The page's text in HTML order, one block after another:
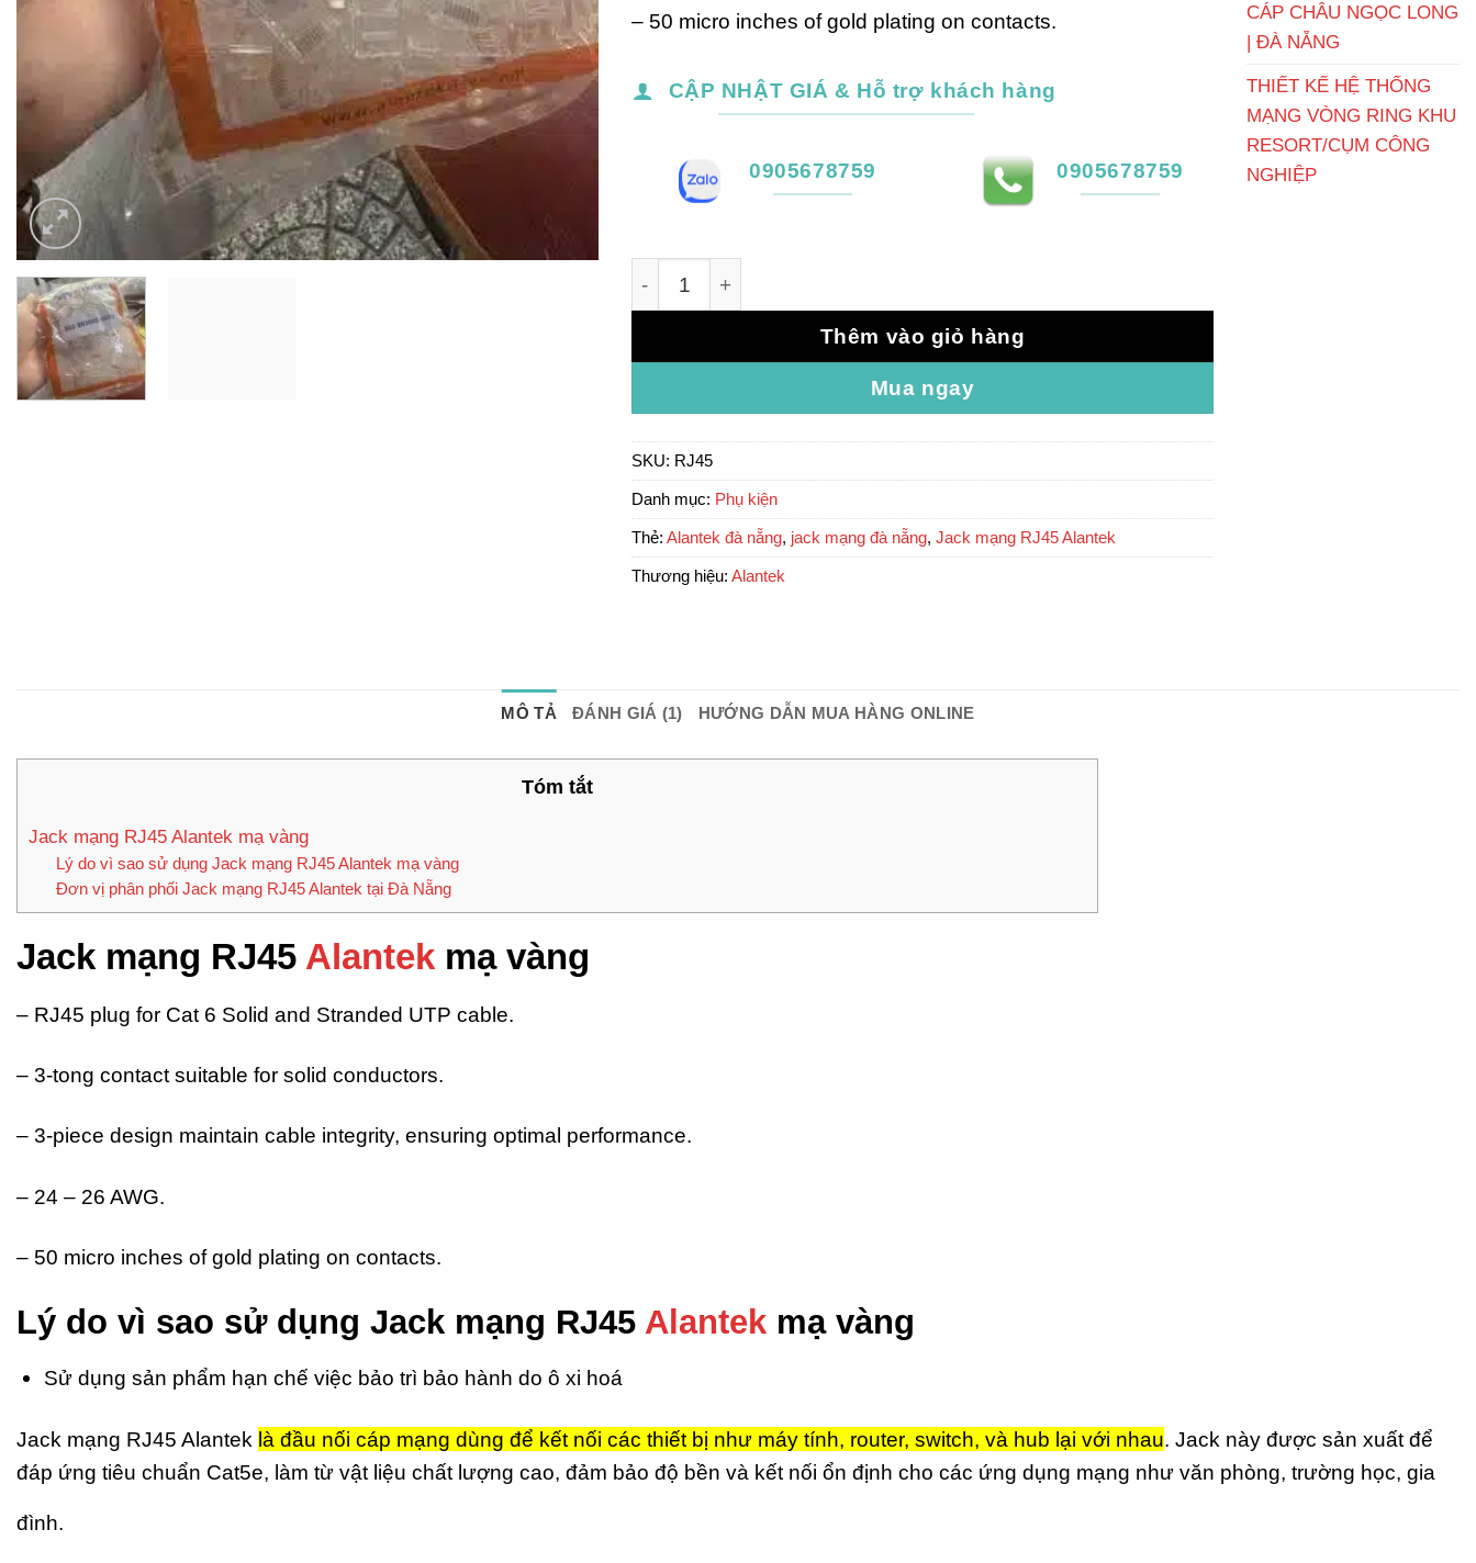
– 50 micro inches of gold plating on contacts.
CẬP NHẬT GIÁ & Hỗ trợ khách hàng
0905678759 0905678759
Thêm vào giỏ hàng
Mua ngay
SKU: RJ45
Danh mục: Phụ kiện
Thẻ: Alantek đà nẵng, jack mạng đà nẵng, Jack mạng RJ45 Alantek
Thương hiệu: Alantek
CÁP CHÂU NGỌC LONG
| ĐÀ NẴNG
THIẾT KẾ HỆ THỐNG
MẠNG VÒNG RING KHU
RESORT/CỤM CÔNG
NGHIỆP
MÔ TẢ ĐÁNH GIÁ (1) HƯỚNG DẪN MUA HÀNG ONLINE
Tóm tắt
Jack mạng RJ45 Alantek mạ vàng
Lý do vì sao sử dụng Jack mạng RJ45 Alantek mạ vàng
Đơn vị phân phối Jack mạng RJ45 Alantek tại Đà Nẵng
Jack mạng RJ45 Alantek mạ vàng
– RJ45 plug for Cat 6 Solid and Stranded UTP cable.
– 3-tong contact suitable for solid conductors.
– 3-piece design maintain cable integrity, ensuring optimal performance.
– 24 – 26 AWG.
– 50 micro inches of gold plating on contacts.
Lý do vì sao sử dụng Jack mạng RJ45 Alantek mạ vàng
Sử dụng sản phẩm hạn chế việc bảo trì bảo hành do ô xi hoá
Jack mạng RJ45 Alantek là đầu nối cáp mạng dùng để kết nối các thiết bị như máy tính, router, switch, và hub lại với nhau. Jack này được sản xuất để
đáp ứng tiêu chuẩn Cat5e, làm từ vật liệu chất lượng cao, đảm bảo độ bền và kết nối ổn định cho các ứng dụng mạng như văn phòng, trường học, gia
đình.